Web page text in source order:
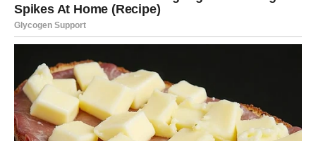
Zvijezde vam donose neočekivane susrete i veoma
Jedna vijest sada vam može potpuno promijeniti životni
pravac.